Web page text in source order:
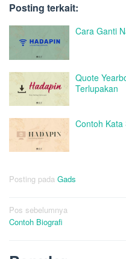
Posting terkait:
Cara Ganti
Quote
Terlupakan
Contoh Kata
Posting pada Gads
Navigasi
pos
Pos sebelumnya
Contoh Biografi